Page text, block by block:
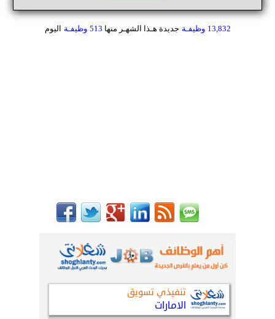
13,832 وظيفـة جديدة هـذا الشهـر منها 513 وظيفـة اليوم